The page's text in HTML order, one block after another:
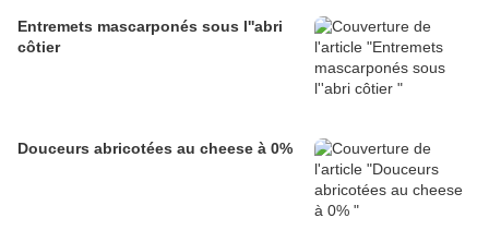
Entremets mascarponés sous l''abri
côtier
Douceurs abricotées au cheese à 0%